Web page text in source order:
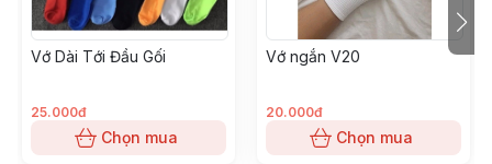
Vớ Dài Tới Đầu Gối
25.000đ
Chọn mua
Vớ ngắn V20
20.000đ
Chọn mua